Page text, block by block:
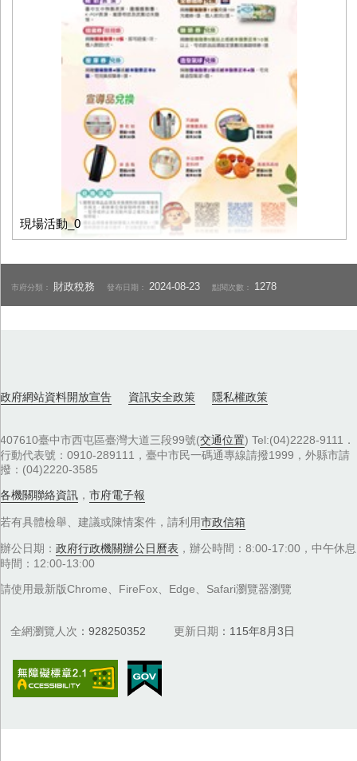
現場活動_0
市府分類： 財政稅務 發布日期： 2024-08-23 點閱次數： 1278
政府網站資料開放宣告 資訊安全政策 隱私權政策
407610臺中市西屯區臺灣大道三段99號(交通位置) Tel:(04)2228-9111．
行動代表號：0910-289111，臺中市民一碼通專線請撥1999，外縣市請
撥：(04)2220-3585
各機關聯絡資訊 ， 市府電子報
若有具體檢舉、建議或陳情案件，請利用市政信箱
辦公日期： 政府行政機關辦公日曆表 ，辦公時間：8:00-17:00，中午休息
時間：12:00-13:00
請使用最新版Chrome、FireFox、Edge、Safari瀏覽器瀏覽
全網瀏覽人次 928250352 更新日期 115年8月3日